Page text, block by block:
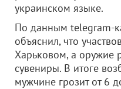
украинском языке.
По данным telegram-
объяснил, что
Харьковом, а оружие
сувениры. В итоге
мужчине грозит от 6